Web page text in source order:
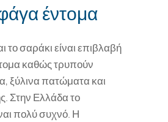
έντομα
το σαράκι είναι επιβλαβή
καθώς τρυπούν
ξύλινα πατώματα και
Στην Ελλάδα το
πολύ συχνό. Η